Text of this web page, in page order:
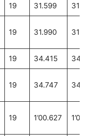
19 31.599
19 31.990
19 34.415
19 34.747
19 1’00.627